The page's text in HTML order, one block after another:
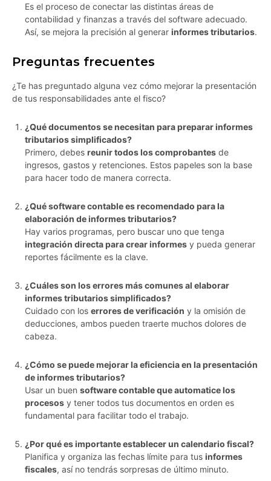
Es el proceso de conectar las distintas áreas de
contabilidad y finanzas a través del software adecuado.
Así, se mejora la precisión al generar informes tributarios.
Preguntas frecuentes
¿Te has preguntado alguna vez cómo mejorar la presentación
de tus responsabilidades ante el fisco?
¿Qué documentos se necesitan para preparar informes
tributarios simplificados?
Primero, debes reunir todos los comprobantes de
ingresos, gastos y retenciones. Estos papeles son la base
para hacer todo de manera correcta.
¿Qué software contable es recomendado para la
elaboración de informes tributarios?
Hay varios programas, pero buscar uno que tenga
integración directa para crear informes y pueda generar
reportes fácilmente es la clave.
¿Cuáles son los errores más comunes al elaborar
informes tributarios simplificados?
Cuidado con los errores de verificación y la omisión de
deducciones, ambos pueden traerte muchos dolores de
cabeza.
¿Cómo se puede mejorar la eficiencia en la presentación
de informes tributarios?
Usar un buen software contable que automatice los
procesos y tener todos tus documentos en orden es
fundamental para facilitar todo el trabajo.
¿Por qué es importante establecer un calendario fiscal?
Planifica y organiza las fechas límite para tus informes
fiscales, así no tendrás sorpresas de último minuto.